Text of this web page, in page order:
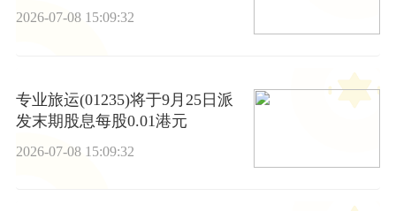
2026-07-08 15:09:32
专业旅运(01235)将于9月25日派
发末期股息每股0.01港元
2026-07-08 15:09:32